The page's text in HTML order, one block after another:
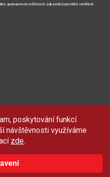
poskytování funkcí
návštěvnosti využíváme
zde.
spokojenosti ověřených zákazníků prestižní certifikát
značky Asist.